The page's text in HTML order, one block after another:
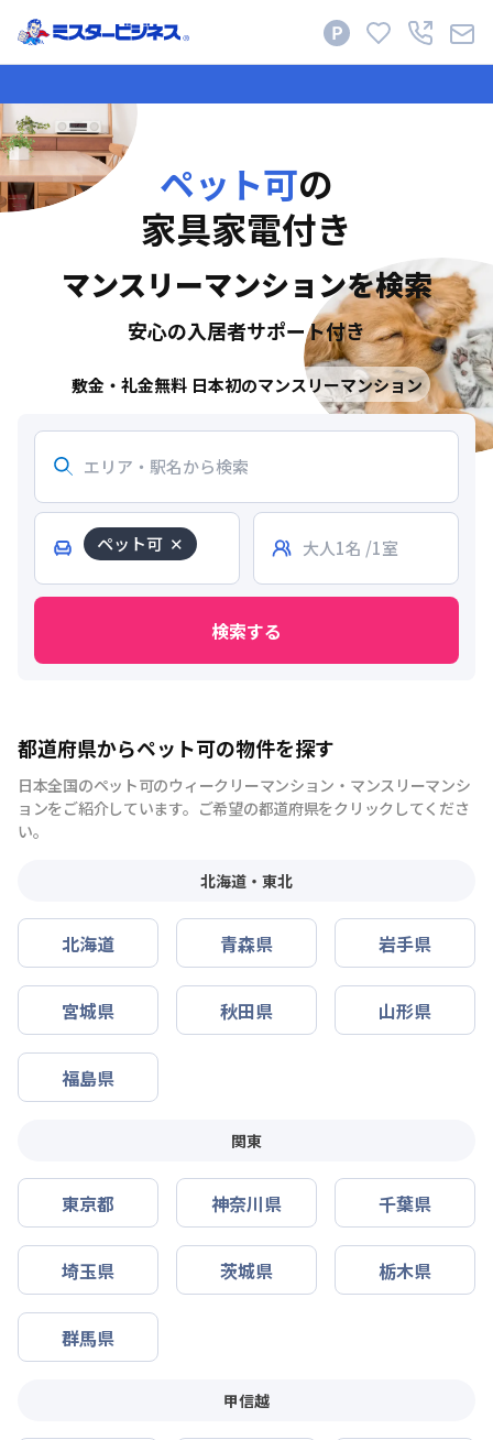
ペット可の
家具家電付き
マンスリーマンションを検索
安心の入居者サポート付き
敷金・礼金無料 日本初のマンスリーマンション
ペット可 ✕
検索する
都道府県からペット可の物件を探す
日本全国のペット可のウィークリーマンション・マンスリーマンシ
ョンをご紹介しています。ご希望の都道府県をクリックしてくださ
い。
北海道・東北
北海道 青森県 岩手県
宮城県 秋田県 山形県
福島県
関東
東京都 神奈川県 千葉県
埼玉県 茨城県 栃木県
群馬県
甲信越